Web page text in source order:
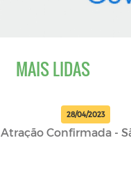
MAIS LIDAS
28/04/2023
Atração Confirmada -